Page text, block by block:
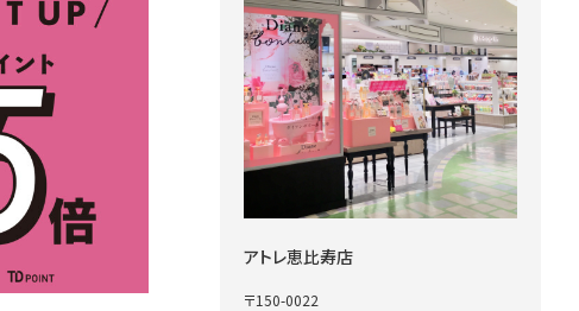
アトレ恵比寿店
〒150-0022